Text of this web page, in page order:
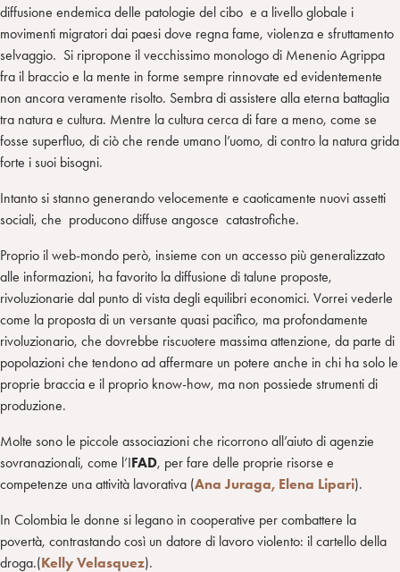
diffusione endemica delle patologie del cibo e a livello globale i
movimenti migratori dai paesi dove regna fame, violenza e sfruttamento
selvaggio. Si ripropone il vecchissimo monologo di Menenio Agrippa
fra il braccio e la mente in forme sempre rinnovate ed evidentemente
non ancora veramente risolto. Sembra di assistere alla eterna battaglia
tra natura e cultura. Mentre la cultura cerca di fare a meno, come se
fosse superfluo, di ciò che rende umano l’uomo, di contro la natura grida
forte i suoi bisogni.
Intanto si stanno generando velocemente e caoticamente nuovi assetti
sociali, che producono diffuse angosce catastrofiche.
Proprio il web-mondo però, insieme con un accesso più generalizzato
alle informazioni, ha favorito la diffusione di talune proposte,
rivoluzionarie dal punto di vista degli equilibri economici. Vorrei vederle
come la proposta di un versante quasi pacifico, ma profondamente
rivoluzionario, che dovrebbe riscuotere massima attenzione, da parte di
popolazioni che tendono ad affermare un potere anche in chi ha solo le
proprie braccia e il proprio know-how, ma non possiede strumenti di
produzione.
Molte sono le piccole associazioni che ricorrono all’aiuto di agenzie
sovranazionali, come l’IFAD, per fare delle proprie risorse e
competenze una attività lavorativa (Ana Juraga, Elena Lipari).
In Colombia le donne si legano in cooperative per combattere la
povertà, contrastando così un datore di lavoro violento: il cartello della
droga.(Kelly Velasquez).